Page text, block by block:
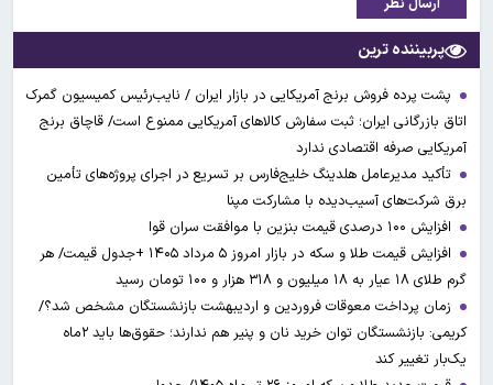
ارسال نظر
پربیننده ترین
پشت پرده فروش برنج آمریکایی در بازار ایران / نایب‌رئیس کمیسیون گمرک
اتاق بازرگانی ایران؛ ثبت سفارش کالاهای آمریکایی ممنوع است/ قاچاق برنج
آمریکایی صرفه اقتصادی ندارد
تأکید مدیرعامل هلدینگ خلیج‌فارس بر تسریع در اجرای پروژه‌های تأمین
برق شرکت‌های آسیب‌دیده با مشارکت مپنا
افزایش ۱۰۰ درصدی قیمت بنزین با موافقت سران قوا
افزایش قیمت طلا و سکه در بازار امروز ۵ مرداد ۱۴۰۵ +جدول قیمت/ هر
گرم طلای ۱۸ عیار به ۱۸ میلیون و ۳۱۸ هزار و ۱۰۰ تومان رسید
زمان پرداخت معوقات فروردین و اردیبهشت بازنشستگان مشخص شد؟/
کریمی: بازنشستگان توان خرید نان و پنیر هم ندارند؛ حقوق‌ها باید ۲ماه
یک‌بار تغییر کند